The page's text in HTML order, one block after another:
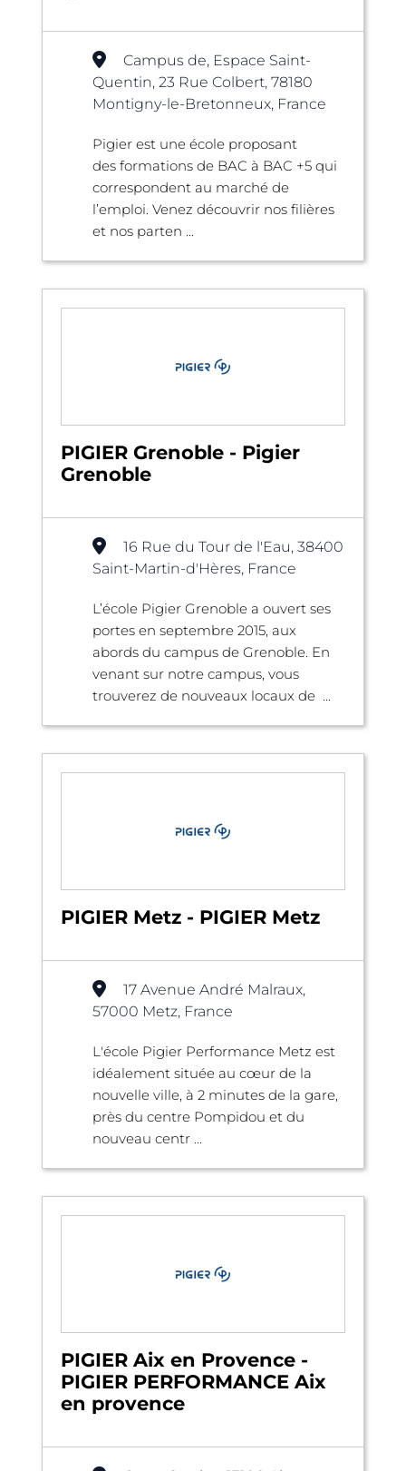
Campus de, Espace Saint-
Quentin, 23 Rue Colbert, 78180
Montigny-le-Bretonneux, France
Pigier est une école proposant
des formations de BAC à BAC +5 qui
correspondent au marché de
l’emploi. Venez découvrir nos filières
et nos parten ...
PIGIER Grenoble - Pigier
Grenoble
16 Rue du Tour de l'Eau, 38400
Saint-Martin-d'Hères, France
L’école Pigier Grenoble a ouvert ses
portes en septembre 2015, aux
abords du campus de Grenoble. En
venant sur notre campus, vous
trouverez de nouveaux locaux de ...
PIGIER Metz - PIGIER Metz
17 Avenue André Malraux,
57000 Metz, France
L'école Pigier Performance Metz est
idéalement située au cœur de la
nouvelle ville, à 2 minutes de la gare,
près du centre Pompidou et du
nouveau centr ...
PIGIER Aix en Provence -
PIGIER PERFORMANCE Aix
en provence